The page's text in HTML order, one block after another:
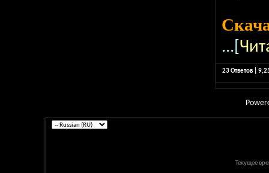
...[
23 Ответов |
Текущее